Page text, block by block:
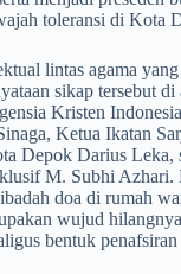
toleransi di Kota
lintas agama
sikap tersebut
Kristen
Ketua Ikatan
Depok Darius Leka,
M. Subhi Azhari.
doa di rumah
wujud
bentuk